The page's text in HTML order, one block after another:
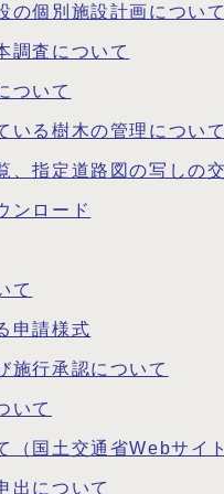
の個別施設計画について
調査について
ついて
いる樹木の管理について
、指定道路図の写しの
ンロード
て
申請様式
施行承認について
いて
（国土交通省Webサイト
出について